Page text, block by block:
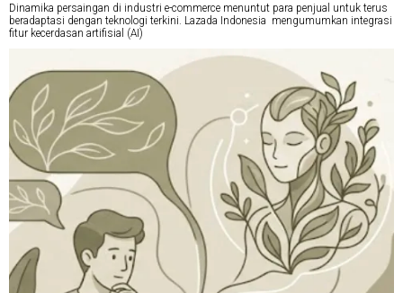
Dinamika persaingan di industri e-commerce menuntut para penjual untuk terus
beradaptasi dengan teknologi terkini. Lazada Indonesia mengumumkan integrasi
fitur kecerdasan artifisial (AI)